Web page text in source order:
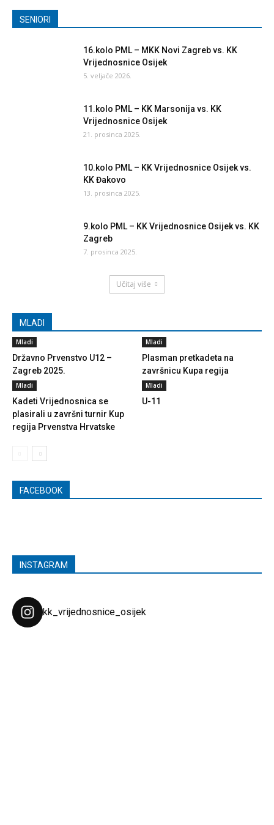
SENIORI
16.kolo PML – MKK Novi Zagreb vs. KK
Vrijednosnice Osijek
5. veljače 2026.
11.kolo PML – KK Marsonija vs. KK
Vrijednosnice Osijek
21. prosinca 2025.
10.kolo PML – KK Vrijednosnice Osijek vs.
KK Đakovo
13. prosinca 2025.
9.kolo PML – KK Vrijednosnice Osijek vs. KK
Zagreb
7. prosinca 2025.
Učitaj više
MLADI
Mladi
Državno Prvenstvo U12 –
Zagreb 2025.
Mladi
Plasman pretkadeta na
završnicu Kupa regija
Mladi
Kadeti Vrijednosnica se
plasirali u završni turnir Kup
regija Prvenstva Hrvatske
Mladi
U-11
FACEBOOK
INSTAGRAM
kk_vrijednosnice_osijek